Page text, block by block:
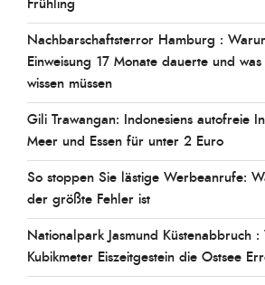
Frühling
Nachbarschaftsterror Hamburg :
Einweisung 17 Monate dauerte und
wissen müssen
Gili Trawangan: Indonesiens autofreie
Meer und Essen für unter 2 Euro
So stoppen Sie lästige Werbeanrufe:
der größte Fehler ist
Nationalpark Jasmund Küstenabbruch
Kubikmeter Eiszeitgestein die Ostsee